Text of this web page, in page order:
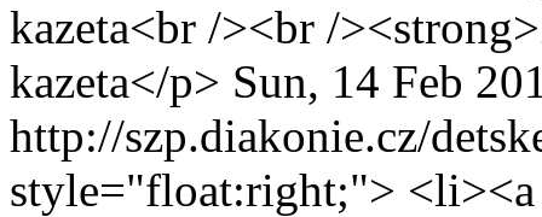
kazeta<br /><br /
kazeta</p> Sun, 14 Feb
http://szp.diakonie.cz/
style="float:right;">